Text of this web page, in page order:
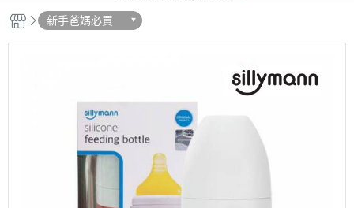
Sillymann鉑金矽膠 好物分享
文章推薦
新手爸媽必買